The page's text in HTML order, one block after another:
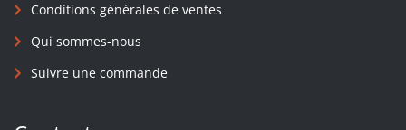
Conditions générales de ventes
Qui sommes-nous
Suivre une commande